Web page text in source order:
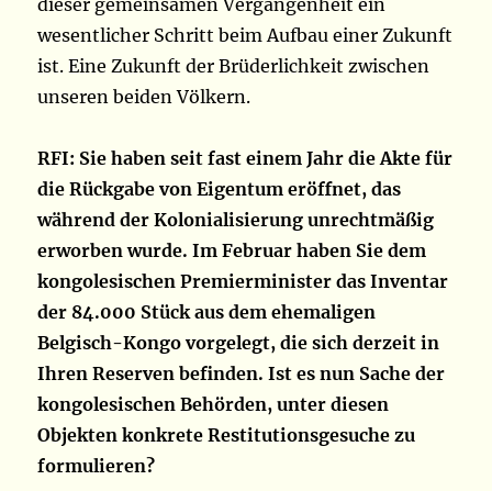
dieser gemeinsamen Vergangenheit ein
wesentlicher Schritt beim Aufbau einer Zukunft
ist. Eine Zukunft der Brüderlichkeit zwischen
unseren beiden Völkern.
RFI: Sie haben seit fast einem Jahr die Akte für
die Rückgabe von Eigentum eröffnet, das
während der Kolonialisierung unrechtmäßig
erworben wurde. Im Februar haben Sie dem
kongolesischen Premierminister das Inventar
der 84.000 Stück aus dem ehemaligen
Belgisch-Kongo vorgelegt, die sich derzeit in
Ihren Reserven befinden. Ist es nun Sache der
kongolesischen Behörden, unter diesen
Objekten konkrete Restitutionsgesuche zu
formulieren?